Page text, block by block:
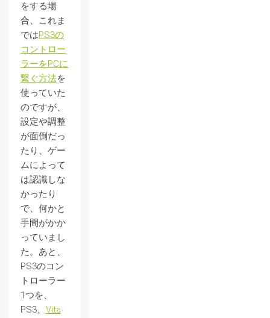
をする場
合、これま
ではPS3の
コントロー
ラーをPCに
繋ぐ方法を
使っていた
のですが、
設定や調整
が面倒だっ
たり、ゲー
ムによって
は認識しな
かったり
で、何かと
手間がかか
っていまし
た。あと、
PS3のコン
トローラー
1つを、
PS3、 Vita